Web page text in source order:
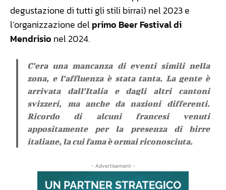
degustazione di tutti gli stili birrai) nel 2023 e
l’organizzazione delprimo Beer Festival di
Mendrisio nel 2024.
C’era una mancanza di eventi simili nella
zona, e l’affluenza è stata tanta. La gente è
arrivata dall’Italia e dagli altri cantoni
svizzeri, ma anche da nazioni differenti.
Ricordo di alcuni francesi venuti
appositamente per la presenza di birre
italiane, la cui fama è ormai riconosciuta.
- Advertisement -